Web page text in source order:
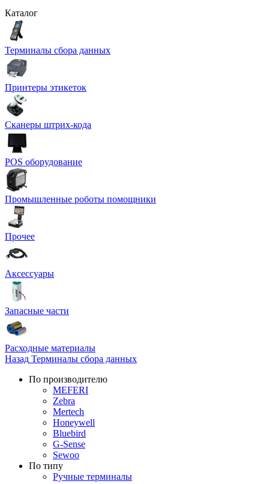
Каталог
Терминалы сбора данных
Принтеры этикеток
Сканеры штрих-кода
POS оборудование
Промышленные роботы помощники
Прочее
Аксессуары
Запасные части
Расходные материалы
Назад Терминалы сбора данных
По производителю
MEFERI
Zebra
Mertech
Honeywell
Bluebird
G-Sense
Sewoo
По типу
Ручные терминалы